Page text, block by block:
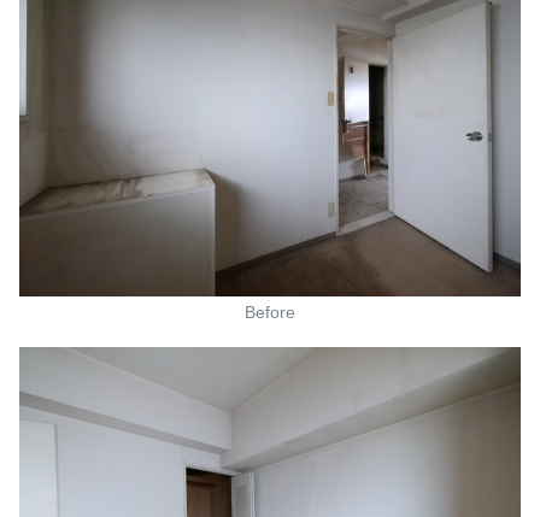
Before